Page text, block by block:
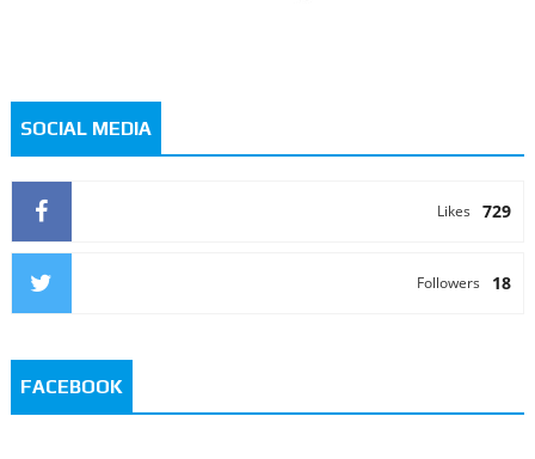
SOCIAL MEDIA
729
Likes
18
Followers
FACEBOOK